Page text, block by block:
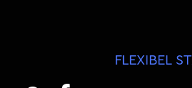
FLEXIBEL